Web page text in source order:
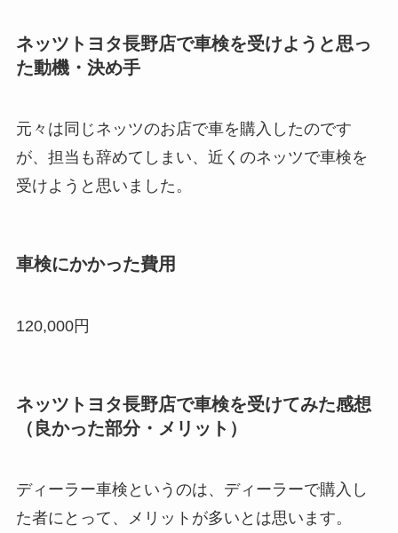
ネッツトヨタ長野店で車検を受けようと思っ
た動機・決め手
元々は同じネッツのお店で車を購入したのです
が、担当も辞めてしまい、近くのネッツで車検を
受けようと思いました。
車検にかかった費用
120,000円
ネッツトヨタ長野店で車検を受けてみた感想
（良かった部分・メリット）
ディーラー車検というのは、ディーラーで購入し
た者にとって、メリットが多いとは思います。